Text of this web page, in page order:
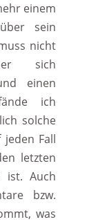
einem
sein
nicht
sich
einen
ich
solche
Fall
letzten
ist. Auch
bzw.
was